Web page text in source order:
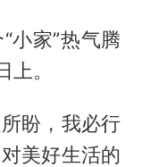
小家”热气腾
。
盼，我必行
美好生活的